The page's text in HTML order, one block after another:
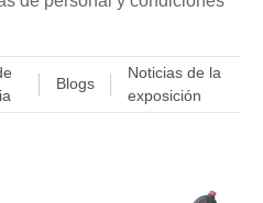
Blogs
Noticias de la
exposición